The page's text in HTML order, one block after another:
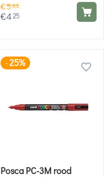
€563
€425
-25%
Posca PC-3M rood